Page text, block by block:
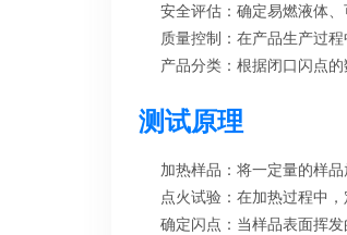
安全评估：确定易燃液体
质量控制：在产品生产过
产品分类：根据闭口闪点
测试原理
加热样品：将一定量的样
点火试验：在加热过程中
确定闪点：当样品表面挥